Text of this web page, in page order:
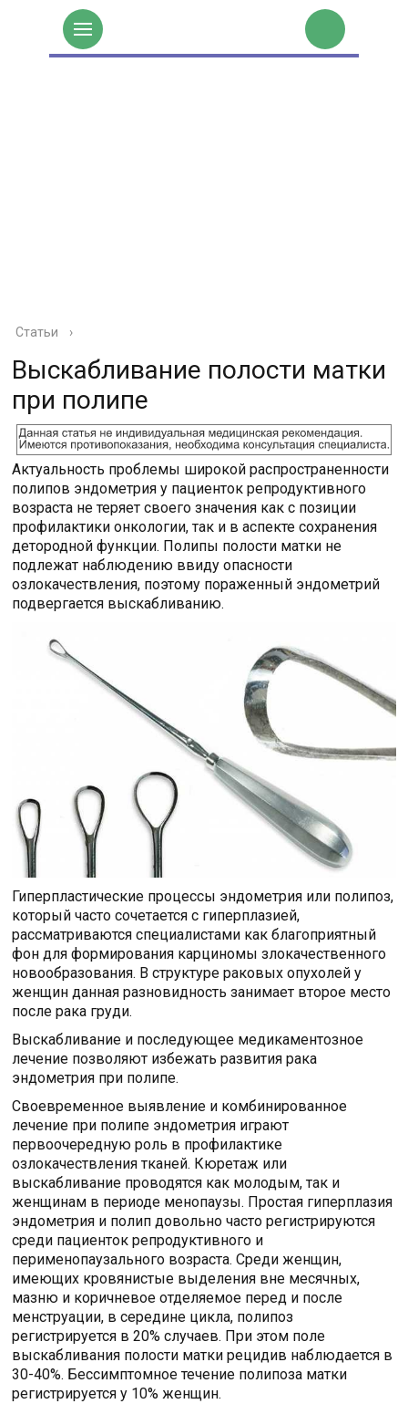
Статьи ›
Выскабливание полости матки
при полипе
Актуальность проблемы широкой распространенности
полипов эндометрия у пациенток репродуктивного
возраста не теряет своего значения как с позиции
профилактики онкологии, так и в аспекте сохранения
детородной функции. Полипы полости матки не
подлежат наблюдению ввиду опасности
озлокачествления, поэтому пораженный эндометрий
подвергается выскабливанию.
Гиперпластические процессы эндометрия или полипоз,
который часто сочетается с гиперплазией,
рассматриваются специалистами как благоприятный
фон для формирования карциномы злокачественного
новообразования. В структуре раковых опухолей у
женщин данная разновидность занимает второе место
после рака груди.
Выскабливание и последующее медикаментозное
лечение позволяют избежать развития рака
эндометрия при полипе.
Своевременное выявление и комбинированное
лечение при полипе эндометрия играют
первоочередную роль в профилактике
озлокачествления тканей. Кюретаж или
выскабливание проводятся как молодым, так и
женщинам в периоде менопаузы. Простая гиперплазия
эндометрия и полип довольно часто регистрируются
среди пациенток репродуктивного и
перименопаузального возраста. Среди женщин,
имеющих кровянистые выделения вне месячных,
мазню и коричневое отделяемое перед и после
менструации, в середине цикла, полипоз
регистрируется в 20% случаев. При этом поле
выскабливания полости матки рецидив наблюдается в
30-40%. Бессимптомное течение полипоза матки
регистрируется у 10% женщин.